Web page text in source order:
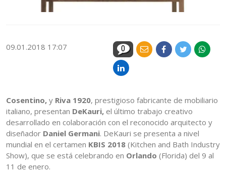
09.01.2018 17:07 0
Cosentino, y Riva 1920, prestigioso fabricante de mobiliario
italiano, presentan DeKauri, el último trabajo creativo
desarrollado en colaboración con el reconocido arquitecto y
diseñador Daniel Germani. DeKauri se presenta a nivel
mundial en el certamen KBIS 2018 (Kitchen and Bath Industry
Show), que se está celebrando en Orlando (Florida) del 9 al
11 de enero.